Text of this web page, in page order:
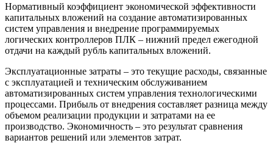
Нормативный коэффициент экономической эффективности
капитальных вложений на создание автоматизированных
систем управления и внедрение программируемых
логических контроллеров ПЛК – нижний предел ежегодной
отдачи на каждый рубль капитальных вложений.
Эксплуатационные затраты – это текущие расходы, связанные
с эксплуатацией и техническим обслуживанием
автоматизированных систем управления технологическими
процессами. Прибыль от внедрения составляет разница между
объемом реализации продукции и затратами на ее
производство. Экономичность – это результат сравнения
вариантов решений или элементов затрат.